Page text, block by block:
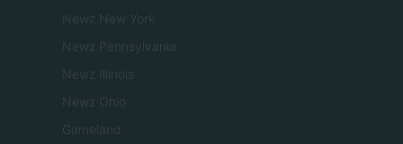
Newz New York
Newz Pennsylvania
Newz Illinois
Newz Ohio
Gameland